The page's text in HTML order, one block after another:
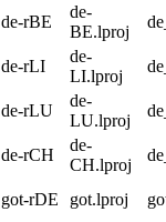
de-rBE
de-
BE.lproj
de-rLI
de-
LI.lproj
de-rLU
de-
LU.lproj
de-rCH
de-
CH.lproj
got-rDE got.lproj